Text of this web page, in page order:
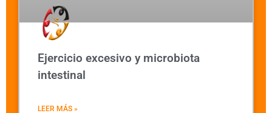
Ejercicio excesivo y microbiota
intestinal
LEER MÁS »